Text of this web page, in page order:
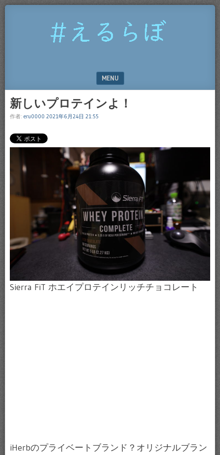
ぼ
MENU
SKIP TO CONTENT
新しいプロテインよ！
作者: eru0000 2021年6月24日 21:55
Sierra FiT ホエイプロテインリッチチョコレート
iHerbのプライベートブランド？オリジナルブラン